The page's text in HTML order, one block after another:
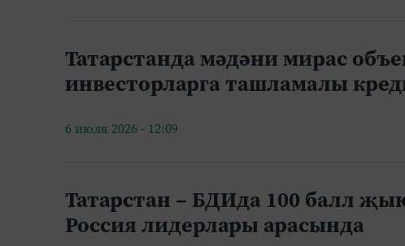
Татарстанда мәдәни мирас
инвесторларга ташламалы
6 июля 2026 - 12:09
Татарстан – БДИда 100 балл
Россия лидерлары арасында